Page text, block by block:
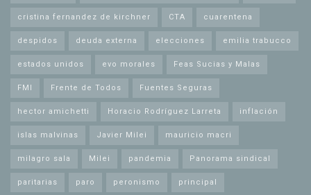
cristina fernandez de kirchner CTA cuarentena
despidos deuda externa elecciones emilia trabucco
estados unidos evo morales Feas Sucias y Malas
FMI Frente de Todos Fuentes Seguras
hector amichetti Horacio Rodríguez Larreta inflación
islas malvinas Javier Milei mauricio macri
milagro sala Milei pandemia Panorama sindical
paritarias paro peronismo principal